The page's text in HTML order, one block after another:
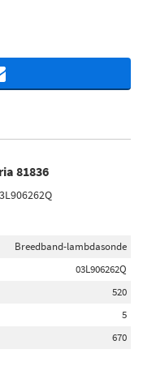
81836
Breedband-lambdasonde
03L906262Q
520
5
670